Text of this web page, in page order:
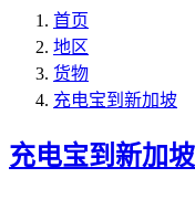
首页
地区
货物
充电宝到新加坡
充电宝到新加